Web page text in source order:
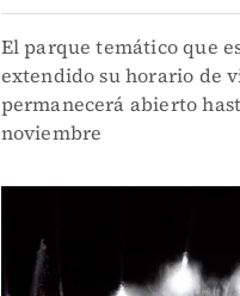
El parque temático que
extendido su horario de
permanecerá abierto
noviembre